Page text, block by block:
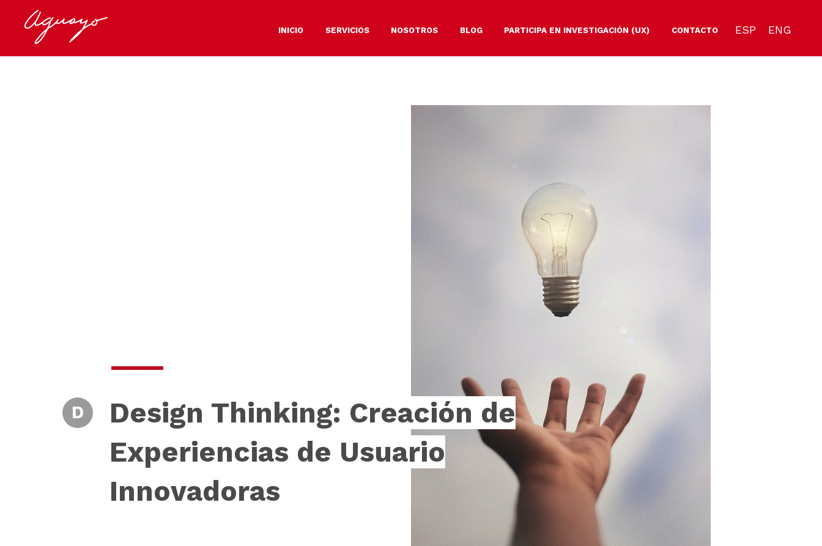
INICIO SERVICIOS NOSOTROS BLOG PARTICIPA EN INVESTIGACIÓN (UX) CONTACTO ESP ENG
D
Design Thinking: Creación de
Experiencias de Usuario
Innovadoras